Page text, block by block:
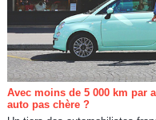
Avec moins de 5 000 km par
auto pas chère ?